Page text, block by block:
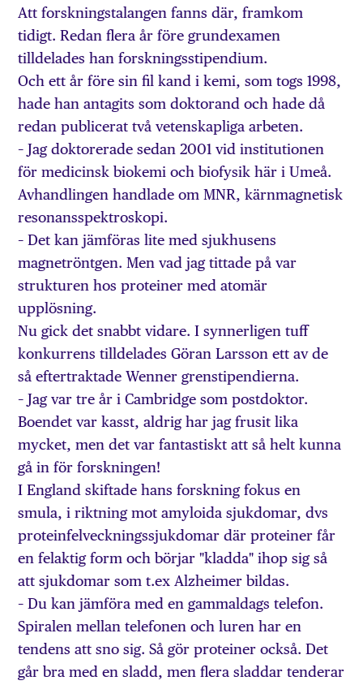
Att forskningstalangen fanns där, framkom
tidigt. Redan flera år före grundexamen
tilldelades han forskningsstipendium.
Och ett år före sin fil kand i kemi, som togs 1998,
hade han antagits som doktorand och hade då
redan publicerat två vetenskapliga arbeten.
– Jag doktorerade sedan 2001 vid institutionen
för medicinsk biokemi och biofysik här i Umeå.
Avhandlingen handlade om MNR, kärnmagnetisk
resonansspektroskopi.
– Det kan jämföras lite med sjukhusens
magnetröntgen. Men vad jag tittade på var
strukturen hos proteiner med atomär
upplösning.
Nu gick det snabbt vidare. I synnerligen tuff
konkurrens tilldelades Göran Larsson ett av de
så eftertraktade Wenner grenstipendierna.
– Jag var tre år i Cambridge som postdoktor.
Boendet var kasst, aldrig har jag frusit lika
mycket, men det var fantastiskt att så helt kunna
gå in för forskningen!
I England skiftade hans forskning fokus en
smula, i riktning mot amyloida sjukdomar, dvs
proteinfelveckningssjukdomar där proteiner får
en felaktig form och börjar "kladda" ihop sig så
att sjukdomar som t.ex Alzheimer bildas.
– Du kan jämföra med en gammaldags telefon.
Spiralen mellan telefonen och luren har en
tendens att sno sig. Så gör proteiner också. Det
går bra med en sladd, men flera sladdar tenderar